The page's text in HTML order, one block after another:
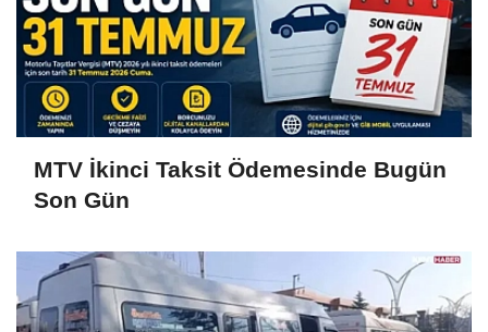
MTV İkinci Taksit Ödemesinde Bugün
Son Gün